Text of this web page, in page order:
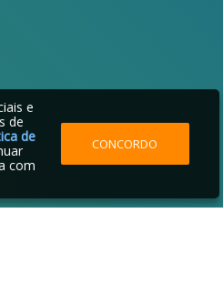
e
de
de
com
CONCORDO